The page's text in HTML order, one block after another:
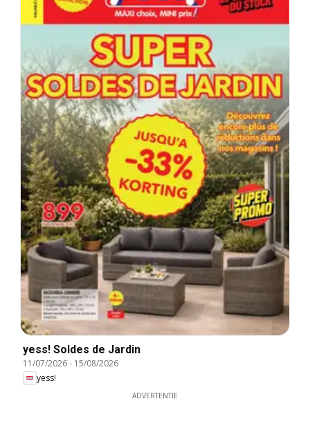
yess! Soldes de Jardin
11/07/2026- 15/08/2026
yess!
ADVERTENTIE